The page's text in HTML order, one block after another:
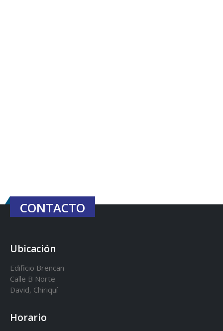
CONTACTO
Ubicación
Edificio Brencan
Calle B Norte
David, Chiriquí
Horario